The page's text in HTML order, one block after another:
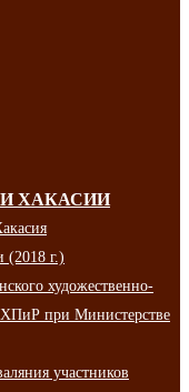
ХАКАСИИ
(2018 г.)
художественно-
при Министерстве
участников